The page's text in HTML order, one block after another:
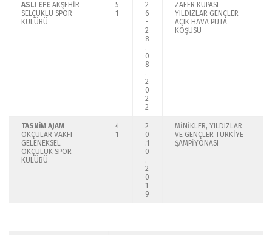
ASLI EFE AKŞEHİR
SELÇUKLU SPOR
KULÜBÜ
5
1
2
6
-
2
8
.
0
8
.
2
0
2
2
ZAFER KUPASI
YILDIZLAR GENÇLER
AÇIK HAVA PUTA
KOŞUSU
TASNİM AJAM
OKÇULAR VAKFI
GELENEKSEL
OKÇULUK SPOR
KULÜBÜ
4
1
2
0
.1
0
.
2
0
1
9
MİNİKLER, YILDIZLAR
VE GENÇLER TÜRKİYE
ŞAMPİYONASI